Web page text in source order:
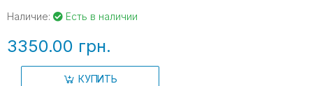
Наличие: Есть в наличии
3350.00 грн.
КУПИТЬ